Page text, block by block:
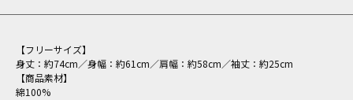
【フリーサイズ】
身丈：約74cm／身幅：約61cm／肩幅：約58cm／袖丈：約25cm
【商品素材】
綿100%